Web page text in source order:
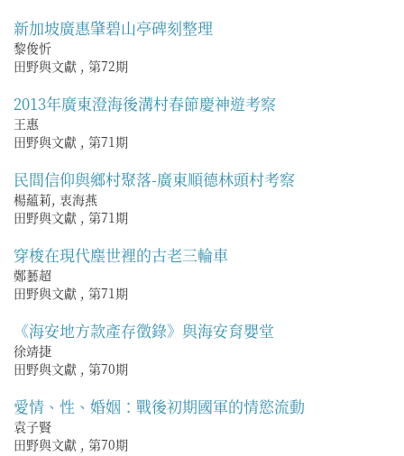
新加坡廣惠肇碧山亭碑刻整理
黎俊忻
田野與文獻 , 第72期
2013年廣東澄海後溝村春節慶神遊考察
王惠
田野與文獻 , 第71期
民間信仰與鄉村聚落-廣東順德林頭村考察
楊蘊莉, 衷海燕
田野與文獻 , 第71期
穿梭在現代塵世裡的古老三輪車
鄭藝超
田野與文獻 , 第71期
《海安地方款產存徵錄》與海安育嬰堂
徐靖捷
田野與文獻 , 第70期
愛情、性、婚姻：戰後初期國軍的情慾流動
袁子賢
田野與文獻 , 第70期